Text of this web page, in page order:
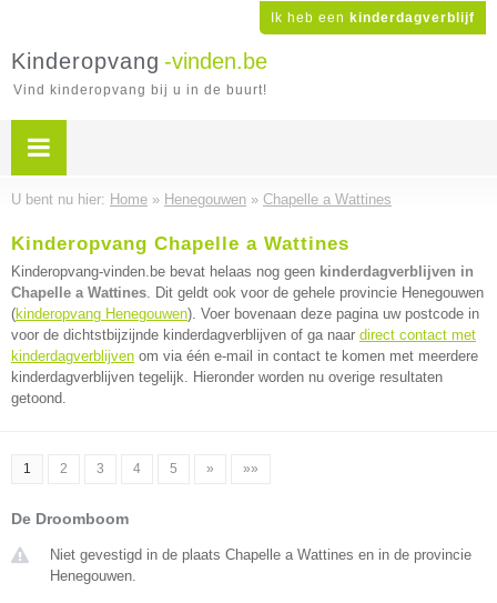
Ik heb een kinderdagverblijf
Kinderopvang -vinden.be
Vind kinderopvang bij u in de buurt!
U bent nu hier: Home » Henegouwen » Chapelle a Wattines
Kinderopvang Chapelle a Wattines
Kinderopvang-vinden.be bevat helaas nog geen kinderdagverblijven in
Chapelle a Wattines. Dit geldt ook voor de gehele provincie Henegouwen
(kinderopvang Henegouwen). Voer bovenaan deze pagina uw postcode in
voor de dichtstbijzijnde kinderdagverblijven of ga naar direct contact met
kinderdagverblijven om via één e-mail in contact te komen met meerdere
kinderdagverblijven tegelijk. Hieronder worden nu overige resultaten
getoond.
1 2 3 4 5 » »»
De Droomboom
Niet gevestigd in de plaats Chapelle a Wattines en in de provincie
Henegouwen.